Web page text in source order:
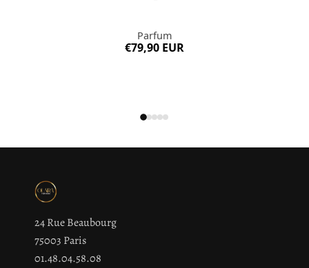
Parfum
€79,90 EUR
24 Rue Beaubourg
75003 Paris
01.48.04.58.08